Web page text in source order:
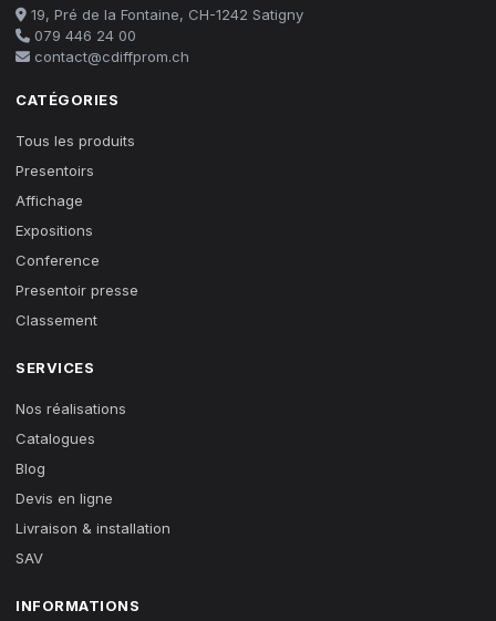
19, Pré de la Fontaine, CH-1242 Satigny
079 446 24 00
contact@cdiffprom.ch
CATÉGORIES
Tous les produits
Presentoirs
Affichage
Expositions
Conference
Presentoir presse
Classement
SERVICES
Nos réalisations
Catalogues
Blog
Devis en ligne
Livraison & installation
SAV
INFORMATIONS